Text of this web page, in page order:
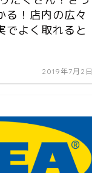
る！店内の広々
でよく取れると
2019年7月2日